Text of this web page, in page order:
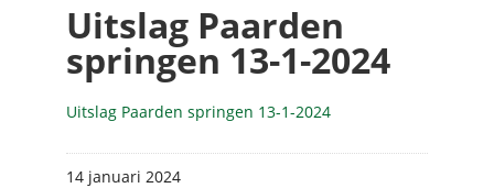
Uitslag Paarden
springen 13-1-2024
Uitslag Paarden springen 13-1-2024
14 januari 2024